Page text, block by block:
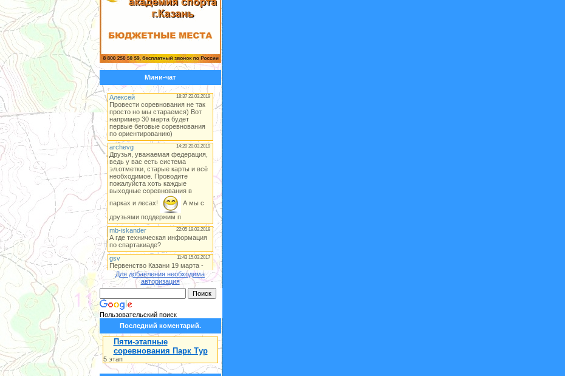
Мини-чат
Для добавления необходима
авторизация
Пользовательский поиск
Последний коментарий.
Пяти-этапные
соревнования Парк Тур
5 этап